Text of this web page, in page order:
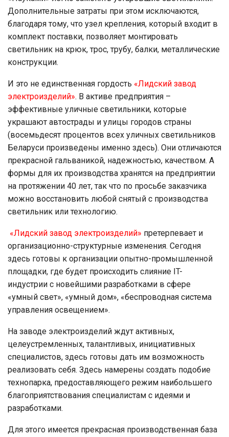
Дополнительные затраты при этом исключаются,
благодаря тому, что узел крепления, который входит в
комплект поставки, позволяет монтировать
светильник на крюк, трос, трубу, балки, металлические
конструкции.
И это не единственная гордость «Лидский завод
электроизделий». В активе предприятия –
эффективные уличные светильники, которые
украшают автострады и улицы городов страны
(восемьдесят процентов всех уличных светильников
Беларуси произведены именно здесь). Они отличаются
прекрасной гальваникой, надежностью, качеством. А
формы для их производства хранятся на предприятии
на протяжении 40 лет, так что по просьбе заказчика
можно восстановить любой снятый с производства
светильник или технологию.
«Лидский завод электроизделий» претерпевает и
организационно-структурные изменения. Сегодня
здесь готовы к организации опытно-промышленной
площадки, где будет происходить слияние IT-
индустрии с новейшими разработками в сфере
«умный свет», «умный дом», «беспроводная система
управления освещением».
На заводе электроизделий ждут активных,
целеустремленных, талантливых, инициативных
специалистов, здесь готовы дать им возможность
реализовать себя. Здесь намерены создать подобие
технопарка, предоставляющего режим наибольшего
благоприятствования специалистам с идеями и
разработками.
Для этого имеется прекрасная производственная база